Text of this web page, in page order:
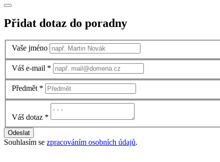
Přidat dotaz do poradny
Vaše jméno
Váš e-mail *
Předmět *
Váš dotaz *
Odeslat
Souhlasím se zpracováním osobních údajů.